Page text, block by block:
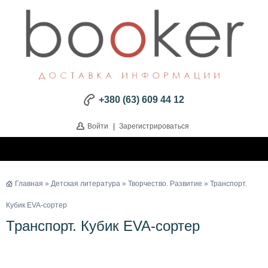
+380 (63) 609 44 12
Войти | Зарегистрироваться
Главная » Детская литература » Творчество. Развитие » Транспорт.
Кубик EVA-сортер
Транспорт. Кубик EVA-сортер